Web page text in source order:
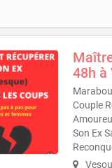
48h à
Couple
Son Ex